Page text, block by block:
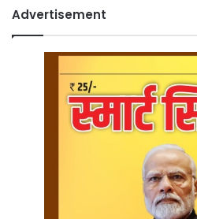
Advertisement